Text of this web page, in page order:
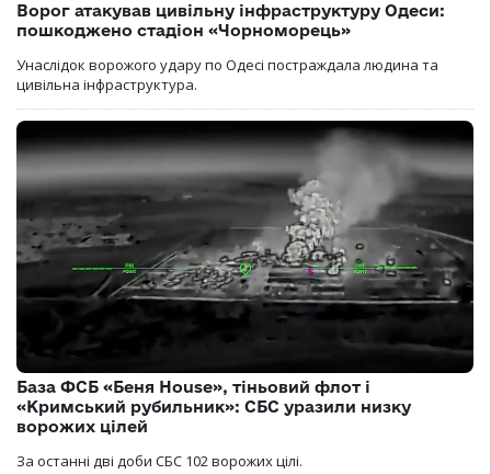
Ворог атакував цивільну інфраструктуру Одеси:
пошкоджено стадіон «Чорноморець»
Унаслідок ворожого удару по Одесі постраждала людина та
цивільна інфраструктура.
База ФСБ «Беня House», тіньовий флот і
«Кримський рубильник»: СБС уразили низку
ворожих цілей
За останні дві доби СБС 102 ворожих цілі.